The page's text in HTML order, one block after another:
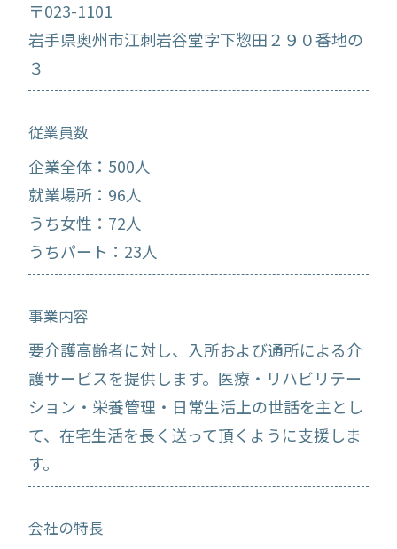
〒023-1101
岩手県奥州市江刺岩谷堂字下惣田２９０番地の
３
従業員数
企業全体：500人
就業場所：96人
うち女性：72人
うちパート：23人
事業内容
要介護高齢者に対し、入所および通所による介
護サービスを提供します。医療・リハビリテー
ション・栄養管理・日常生活上の世話を主とし
て、在宅生活を長く送って頂くように支援しま
す。
会社の特長